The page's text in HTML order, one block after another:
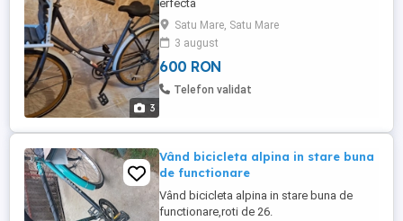
3
erfecta
Satu Mare, Satu Mare
3 august
600 RON
Telefon validat
Vând bicicleta alpina in stare buna
de functionare
Vând bicicleta alpina in stare buna de
functionare,roti de 26.